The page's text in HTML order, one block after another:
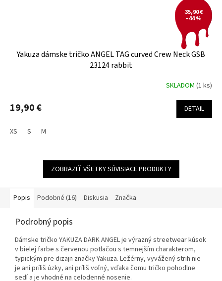
35,90 €
–44 %
Yakuza dámske tričko ANGEL TAG curved Crew Neck GSB
23124 rabbit
SKLADOM (1 ks)
19,90 € DETAIL
XS S M
ZOBRAZIŤ VŠETKY SÚVISIACE PRODUKTY
Popis Podobné (16) Diskusia Značka
Podrobný popis
Dámske tričko YAKUZA DARK ANGEL je výrazný streetwear kúsok
v bielej farbe s červenou potlačou s temnejším charakterom,
typickým pre dizajn značky Yakuza. Ležérny, vyvážený strih nie
je ani príliš úzky, ani príliš voľný, vďaka čomu tričko pohodlne
sedí a je vhodné na celodenné nosenie.